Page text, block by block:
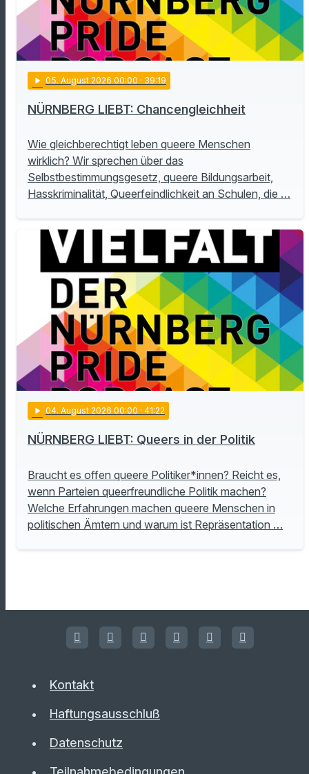
play_arrow 05. August 2026 00:00 · 39:19
NÜRNBERG LIEBT: Chancengleichheit
Wie gleichberechtigt leben queere Menschen
wirklich? Wir sprechen über das
Selbstbestimmungsgesetz, queere Bildungsarbeit,
Hasskriminalität, Queerfeindlichkeit an Schulen, die …
play_arrow 04. August 2026 00:00 · 41:22
NÜRNBERG LIEBT: Queers in der Politik
Braucht es offen queere Politiker*innen? Reicht es,
wenn Parteien queerfreundliche Politik machen?
Welche Erfahrungen machen queere Menschen in
politischen Ämtern und warum ist Repräsentation …
Kontakt
Haftungsausschluß
Datenschutz